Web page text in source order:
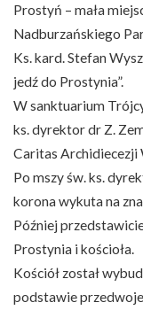
Prostyń – mała
Nadburzańskiego
Ks. kard. Stefan
jedź do Prostynia”.
W sanktuarium
ks. dyrektor dr Z.
Caritas Archidiecezji
Po mszy św. ks.
korona wykuta na
Później
Prostynia i kościoła.
Kościół został
podstawie